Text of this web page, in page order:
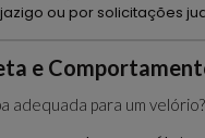
ou por solicitações
e
adequada para um velório?